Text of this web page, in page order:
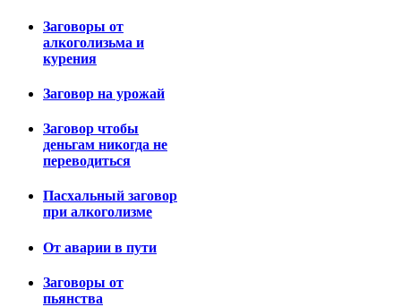
Заговоры от
алкоголизьма и
курения
Заговор на урожай
Заговор чтобы
деньгам никогда не
переводиться
Пасхальный заговор
при алкоголизме
От аварии в пути
Заговоры от
пьянства